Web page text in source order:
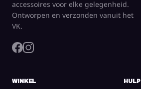
accessoires voor elke gelegenheid.
Ontworpen en verzonden vanuit het
VK.
WINKEL HULP